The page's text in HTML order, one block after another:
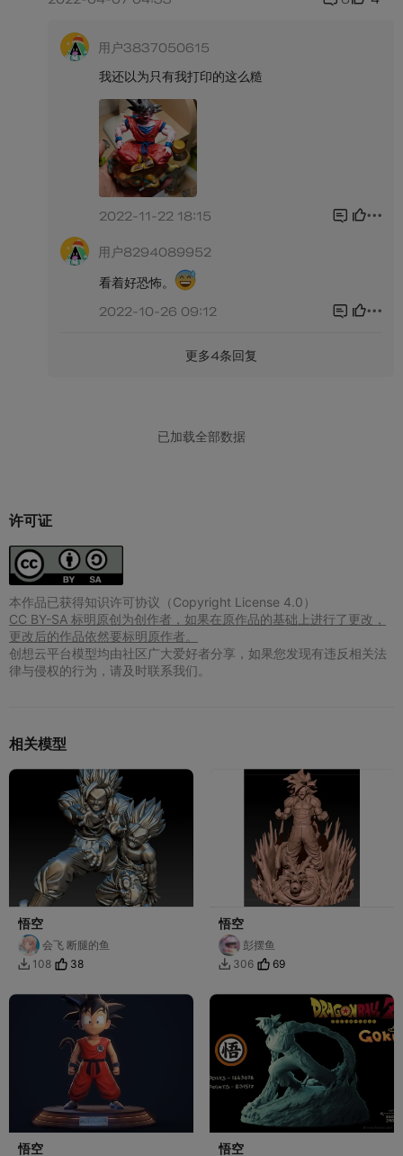
许可证
本作品已获得知识许可协议（Copyright License 4.0）
CC BY-SA 标明原创为创作者，如果在原作品的基础上进行了更改，
更改后的作品依然要标明原作者。
创想云平台模型均由社区广大爱好者分享，如果您发现有违反相关法
律与侵权的行为，请及时联系我们。
相关模型
悟空
会飞 断腿的鱼
 108 38
悟空
彭摆鱼
 306 69
悟空 悟空